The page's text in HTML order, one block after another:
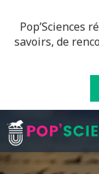
Pop’Sciences
savoirs, de